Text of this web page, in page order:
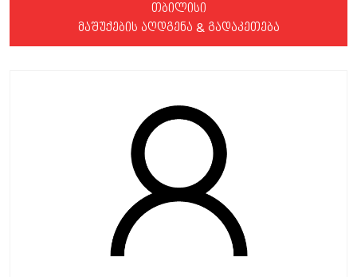
თბილისი
მაშუქების აღდგენა & გადაკეთება